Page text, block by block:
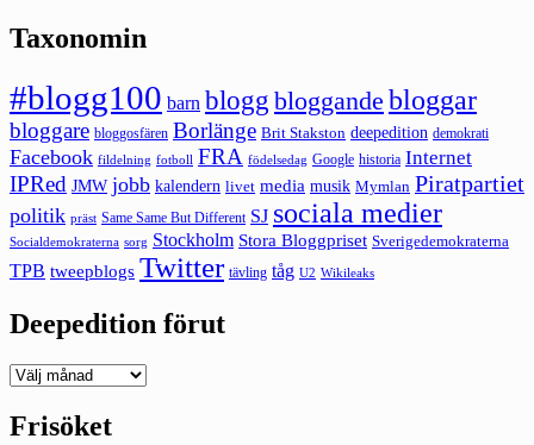
Taxonomin
#blogg100 barn blogg bloggande bloggar
bloggare bloggosfären Borlänge Brit Stakston deepedition demokrati
Facebook fildelning fotboll FRA födelsedag Google historia Internet
IPRed JMW jobb kalendern livet media musik Mymlan Piratpartiet
politik präst Same Same But Different SJ sociala medier
Socialdemokraterna sorg Stockholm Stora Bloggpriset Sverigedemokraterna
TPB tweepblogs Twitter tävling tåg U2 Wikileaks
Deepedition förut
Deepedition
Frisöket